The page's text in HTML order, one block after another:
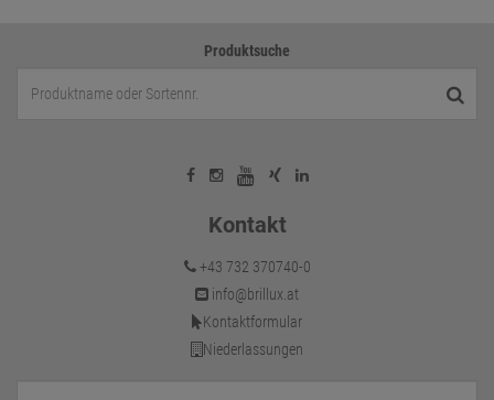
Produktsuche
Kontakt
+43 732 370740-0
info@brillux.at
Kontaktformular
Niederlassungen